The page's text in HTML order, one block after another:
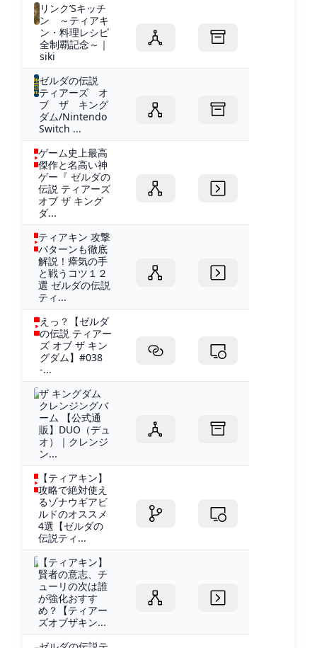
リンク’Sキッチ
ン ～ティアキ
ン・料理レシピ
全制覇記念～｜
siki
ゼルダの伝説
ティアーズ オ
ブ ザ キング
ダム/Nintendo
Switch ...
ゲーム史上最高
傑作と名高い神
ゲー『 ゼルダの
伝説 ティアーズ
オブ ザ キング
ダ...
ティアキン 攻撃
パターンも徹底
解説！瘴気の手
と戦うコツ１２
選 ゼルダの伝説
ティ...
えっ？【ゼルダ
の伝説 ティアー
ズ オブ ザ キン
グダム】#038
-...
ザ キングダム
クレンジングバ
ーム 【公式通
販】DUO（デュ
オ）｜クレンジ
ン...
【ティアキン】
攻略で絶対使え
るゾナウギアビ
ルドのオススメ
4選【ゼルダの
伝説ティ...
【ティアキン】
賢者の意志、チ
ューリの次は誰
が強化おすす
め？【ティアー
ズオブザキン...